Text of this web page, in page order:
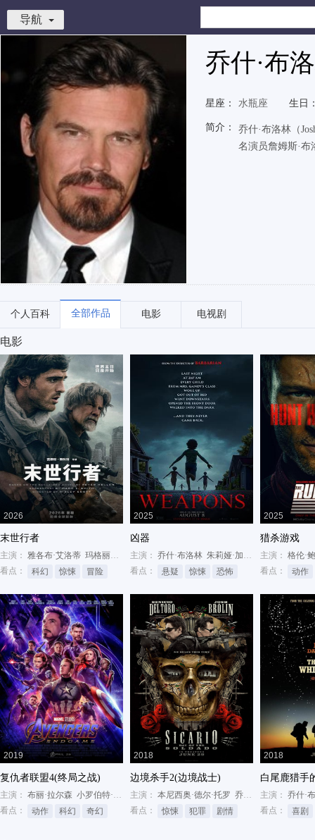
导航
乔什·布
星座： 水瓶座 生日
简介：
乔什·布洛林（
名演员詹姆斯·布
个人百科 全部作品 电影 电视剧
电影
2026
末世行者
主演： 雅各布·艾洛蒂 玛格丽特·库里
乔什·布洛林
看点：
科幻 惊悚 冒险
2025
凶器
主演： 乔什·布洛林 朱莉娅·加纳
阿尔登·埃伦瑞
看点：
悬疑 惊悚 恐怖
2025
猎杀游戏
主演： 格伦·
看点：
动作
2019
复仇者联盟4(终局之战)
主演： 布丽·拉尔森 小罗伯特·唐尼
克里斯·海姆斯沃斯
看点：
动作 科幻 奇幻
2018
边境杀手2(边境战士)
主演： 本尼西奥·德尔·托罗 乔什·布洛林
凯瑟琳
看点：
惊悚 犯罪 剧情
2018
白尾鹿猎手
主演： 乔什·
看点：
喜剧